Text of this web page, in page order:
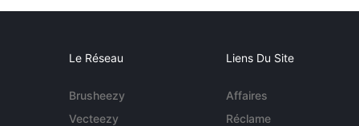
Le Réseau
Brusheezy
Vecteezy
Liens Du Site
Affaires
Réclame